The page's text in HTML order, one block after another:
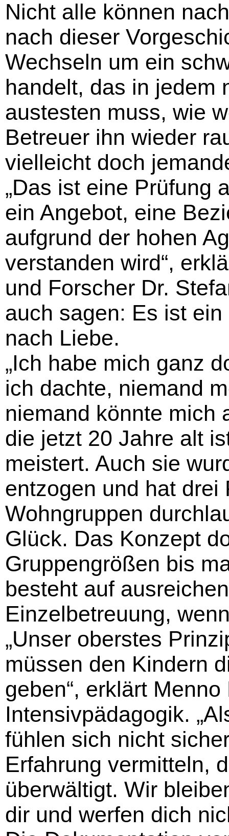
Nicht alle können
nach dieser
Wechseln um ein
handelt, das in jedem
austesten muss, wie
Betreuer ihn wieder
vielleicht doch
„Das ist eine Prüfung
ein Angebot, eine
aufgrund der hohen
verstanden wird“,
und Forscher Dr.
auch sagen: Es ist
nach Liebe.
„Ich habe mich ganz
ich dachte, niemand
niemand könnte mich
die jetzt 20 Jahre alt
meistert. Auch sie
entzogen und hat
Wohngruppen
Glück. Das Konzept
Gruppengrößen bis
besteht auf
Einzelbetreuung,
„Unser oberstes
müssen den Kindern
geben“, erklärt
Intensivpädagogik.
fühlen sich nicht
Erfahrung vermitteln,
überwältigt. Wir
dir und werfen dich